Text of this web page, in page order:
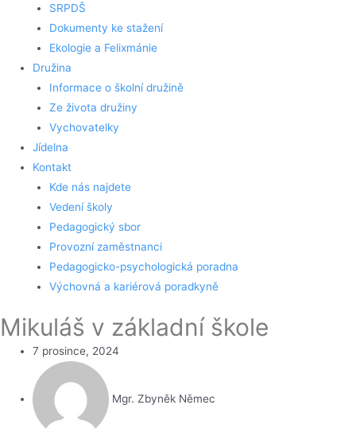
SRPDŠ
Dokumenty ke stažení
Ekologie a Felixmánie
Družina
Informace o školní družině
Ze života družiny
Vychovatelky
Jídelna
Kontakt
Kde nás najdete
Vedení školy
Pedagogický sbor
Provozní zaměstnanci
Pedagogicko-psychologická poradna
Výchovná a kariérová poradkyně
Mikuláš v základní škole
7 prosince, 2024
Mgr. Zbyněk Němec